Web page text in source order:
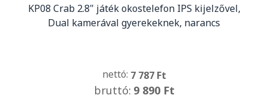
KP08 Crab 2.8" játék okostelefon IPS kijelzővel,
Dual kamerával gyerekeknek, narancs
nettó: 7 787 Ft
bruttó: 9 890 Ft